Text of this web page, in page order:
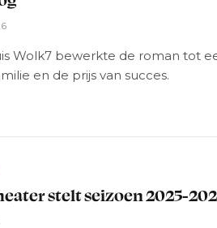
Wolk7 bewerkte de roman tot
en de prijs van succes.
stelt seizoen 2025-